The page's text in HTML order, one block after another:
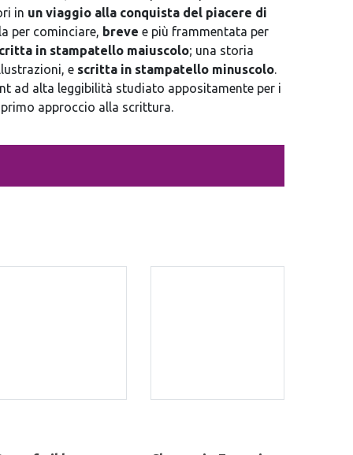
in un viaggio alla conquista del piacere di
per cominciare, breve e più frammentata per
in stampatello maiuscolo; una storia
e scritta in stampatello minuscolo.
ad alta leggibilità studiato appositamente per i
approccio alla scrittura.